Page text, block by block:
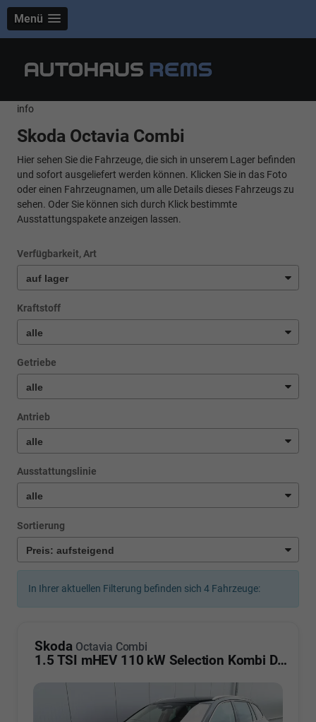
Menü
info
Skoda Octavia Combi
Hier sehen Sie die Fahrzeuge, die sich in unserem Lager befinden
und sofort ausgeliefert werden können. Klicken Sie in das Foto
oder einen Fahrzeugnamen, um alle Details dieses Fahrzeugs zu
sehen. Oder Sie können sich durch Klick bestimmte
Ausstattungspakete anzeigen lassen.
Verfügbarkeit, Art
Kraftstoff
Getriebe
Antrieb
Ausstattungslinie
Sortierung
In Ihrer aktuellen Filterung befinden sich 4 Fahrzeuge:
Skoda Octavia Combi
1.5 TSI mHEV 110 kW Selection Kombi DSG AHK ACC Kamera Sunset